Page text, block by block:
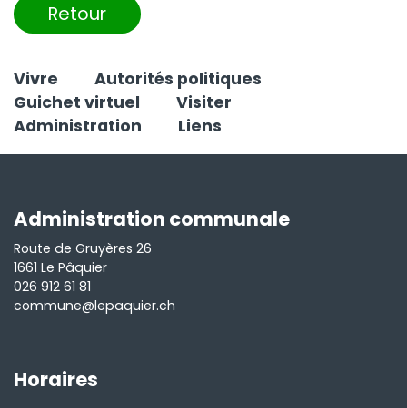
Retour
Vivre
Autorités politiques
Guichet virtuel
Visiter
Administration
Liens
Administration communale
Route de Gruyères 26
1661 Le Pâquier
026 912 61 81
commune@lepaquier.ch
Horaires